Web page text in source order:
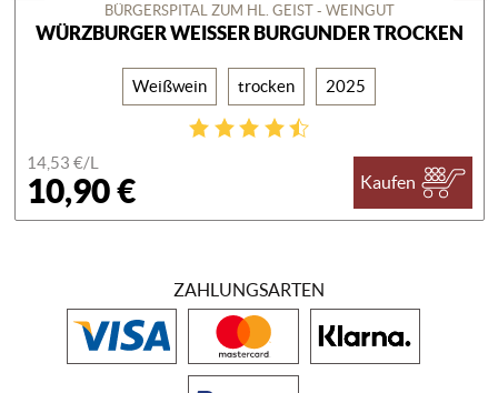
BÜRGERSPITAL ZUM HL. GEIST - WEINGUT
WÜRZBURGER WEISSER BURGUNDER TROCKEN
Weißwein trocken 2025
14,53 €/L
10,90 € Kaufen
ZAHLUNGSARTEN